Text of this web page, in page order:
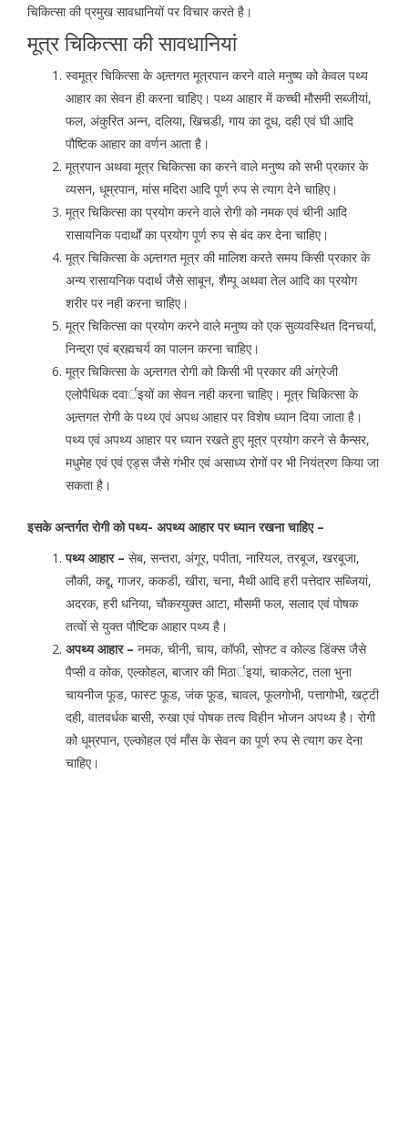
चिकित्सा की प्रमुख सावधानियों पर विचार करते है।
मूत्र चिकित्सा की सावधानियां
स्वमूत्र चिकित्सा के अन्र्तगत मूत्रपान करने वाले मनुष्य को केवल पथ्य
आहार का सेवन ही करना चाहिए। पथ्य आहार में कच्ची मौसमी सब्जीयां,
फल, अंकुरित अन्न, दलिया, खिचडी, गाय का दूध, दही एवं घी आदि
पौष्टिक आहार का वर्णन आता है।
मूत्रपान अथवा मूत्र चिकित्सा का करने वाले मनुष्य को सभी प्रकार के
व्यसन, धूम्रपान, मांस मदिरा आदि पूर्ण रुप से त्याग देने चाहिए।
मूत्र चिकित्सा का प्रयोग करने वाले रोगी को नमक एवं चीनी आदि
रासायनिक पदार्थों का प्रयोग पूर्ण रुप से बंद कर देना चाहिए।
मूत्र चिकित्सा के अन्र्तगत मूत्र की मालिश करते समय किसी प्रकार के
अन्य रासायनिक पदार्थ जैसे साबून, शैम्पू अथवा तेल आदि का प्रयोग
शरीर पर नही करना चाहिए।
मूत्र चिकित्सा का प्रयोग करने वाले मनुष्य को एक सुव्यवस्थित दिनचर्या,
निन्द्रा एवं ब्रह्मचर्य का पालन करना चाहिए।
मूत्र चिकित्सा के अन्र्तगत रोगी को किसी भी प्रकार की अंग्रेजी
एलोपैथिक दवार्इयों का सेवन नही करना चाहिए। मूत्र चिकित्सा के
अन्र्तगत रोगी के पथ्य एवं अपथ आहार पर विशेष ध्यान दिया जाता है।
पथ्य एवं अपथ्य आहार पर ध्यान रखते हुए मूत्र प्रयोग करने से कैन्सर,
मधुमेह एवं एवं एड्स जैसे गंभीर एवं असाध्य रोगों पर भी नियंत्रण किया जा
सकता है।
इसके अन्तर्गत रोगी को पथ्य- अपथ्य आहार पर ध्यान रखना चाहिए –
पथ्य आहार – सेब, सन्तरा, अंगूर, पपीता, नारियल, तरबूज, खरबूजा,
लौकी, कद्दू, गाजर, ककडी, खीरा, चना, मैथी आदि हरी पत्तेदार सब्जियां,
अदरक, हरी धनिया, चौकरयुक्त आटा, मौसमी फल, सलाद एवं पोषक
तत्वों से युक्त पौष्टिक आहार पथ्य है।
अपथ्य आहार – नमक, चीनी, चाय, कॉफी, सोफ्ट व कोल्ड डिंक्स जैसे
पैप्सी व कोक, एल्कोहल, बाजार की मिठार्इयां, चाकलेट, तला भुना
चायनीज फूड, फास्ट फूड, जंक फूड, चावल, फूलगोभी, पत्तागोभी, खट्टी
दही, वातवर्धक बासी, रुखा एवं पोषक तत्व विहीन भोजन अपथ्य है। रोगी
को धूम्रपान, एल्कोहल एवं माँस के सेवन का पूर्ण रुप से त्याग कर देना
चाहिए।